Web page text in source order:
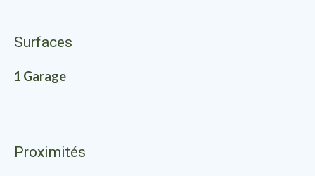
Surfaces
1 Garage
Proximités